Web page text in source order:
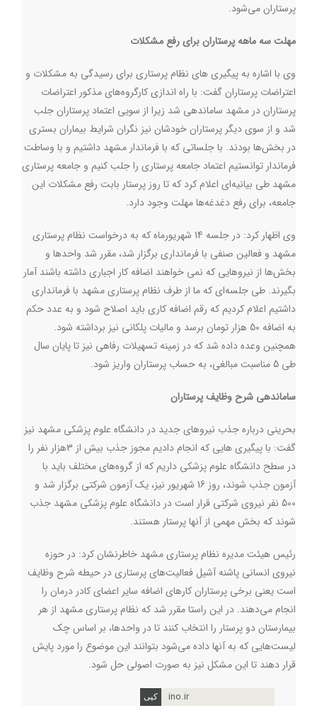
پرستاران می‌شود.
مهلت سه ماهه پرستاران برای رفع مشکلات
وی با اشاره به پیگیری های نظام پرستاری برای رسیدگی به مشکلات و
اعتراضات پرستاران گفت: با راه اندازی کارگروه‌های مذکور اعتراضات
پرستاران در مشهد ساماندهی شد زیرا از سویی اعتماد پرستاران جلب
شد و از سوی دیگر پرستاران خودشان نیز نگران شرایط بیماران بستری
در بخش‌ها بودند. با جلساتی که با فرماندار مشهد داشتیم و با وساطت
فرماندار توانستیم اعتماد جامعه پرستاری را جلب کنیم و جامعه پرستاری
مشهد طی بیانیه‌ای اعلام کرد که تا روز پرستار بابت رفع مشکلات این
جامعه، برای رفع دغدغه‌ها مهلت وجود دارد.
وی اظهار کرد: در جلسه 14 شهریورماه که به درخواست نظام پرستاری
مشهد و فعالین صنفی با فرمانداری برگزار شد، مقرر شد واحدها و
بخش‌ها از نیروهایی که نمی خواهند اضافه کار اجباری داشته باشند آمار
بگیرند. طی جلسه‌ای که ما از طرف نظام پرستاری مشهد با فرمانداری
داشتیم اعلام کردیم که رقم اضافه کاری باید اصلاح شود و به عدد حکم
به اضافه 50 هزار تومان برسد و مالیات پلکانی نیز برداشته شود.
همچنین وعده داده شد که در زمینه تسهیلات رفاهی نیز تا پایان سال
طی 5 مناسبت مبالغی، به حساب پرستاران واریز شود
.
ساماندهی شرح وظایف پرستاران
بحرینی درباره جذب نیروهای جدید در دانشگاه علوم پزشکی مشهد نیز
گفت: با پیگیری هایی که انجام دادیم مجوز جذب بیش از 3هزار نفر را
در سطح دانشگاه علوم پزشکی داریم که از گروه‌های مختلف باید با
آزمون جذب شوند، روز 16 شهریور نیز، یک آزمون شرکتی برگزار شد و
500 نفر نیروی شرکتی قرار است در دانشگاه علوم پزشکی مشهد جذب
شوند که بخش مهمی از آنها پرستار هستند.
رئیس هیئت مدیره نظام پرستاری مشهد خاطرنشان کرد: در حوزه
نیروی انسانی پاشنه آشیل فعالیت‌های پرستاری در حیطه شرح وظایف
است یعنی برخی پرستاران کارهای اضافه سایر اعضای کادر درمان را
انجام می‌دهند. در این راستا مقرر شد که نظام پرستاری مشهد از هر
بیمارستان دو پرستار را انتخاب کنند تا در واحدها، بر اساس چک
لیست‌هایی که به آنها داده می‌شود بتوانند این موضوع را مورد پایش
قرار دهند تا این مشکل نیز به صورت اصولی حل شود.
ino.ir